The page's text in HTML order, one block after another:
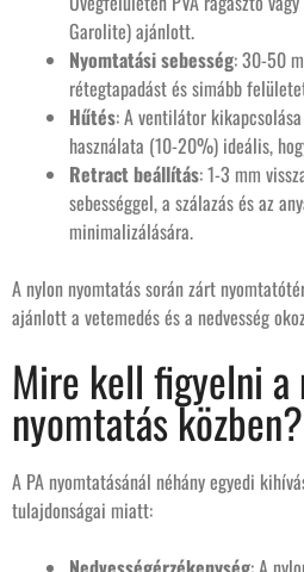
Garolite) ajánlott.
Nyomtatási sebesség: 30-50
rétegtapadást és simább
Hűtés: A ventilátor
használata (10-20%) ideális,
Retract beállítás: 1-3 mm
sebességgel, a szálazás és az
minimalizálására.
A nylon nyomtatás során zárt
ajánlott a vetemedés és a nedvesség
Mire kell figyelni a
nyomtatás közben?
A PA nyomtatásánál néhány egyedi
tulajdonságai miatt: